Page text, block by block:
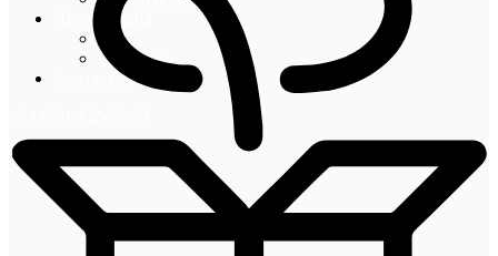
Информация
Блог
Новости
Контакты